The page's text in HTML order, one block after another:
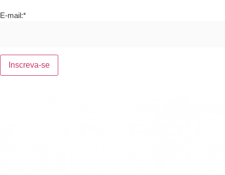
E-mail:*